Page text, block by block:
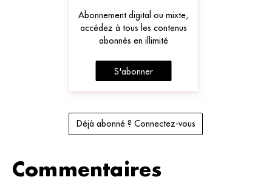
Abonnement digital ou mixte,
accédez à tous les contenus
abonnés en illimité
S'abonner
Déjà abonné ? Connectez-vous
Commentaires